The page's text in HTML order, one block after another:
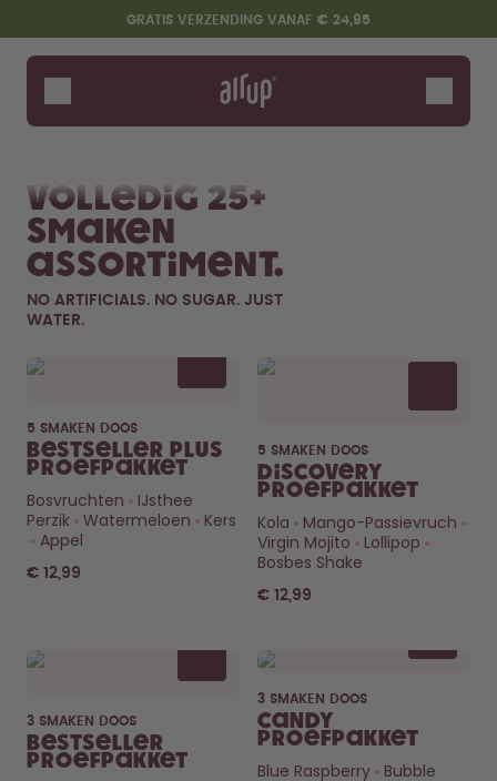
Overslaan en naar de inhoud gaan
ToegankelijkheidsverklaringGRATIS VERZENDING VANAF € 24,95
Flessen
Smaken
Starter Sets
Zeg hallo tegen de "O"
Hoe het werkt
Support & FAQ
Vergelijk de flessen
Volledig 25+
smaken
assortiment.
NO ARTIFICIALS. NO SUGAR. JUST
WATER.
Flavor details
5 SMAKEN DOOS
Bestseller Plus
Proefpakket
Bosvruchten
IJsthee
Perzik Watermeloen
Kers
Appel
€ 12,99
5 SMAKEN DOOS
Discovery
Proefpakket
Kola
Mango-Passievruch
Virgin Mojito
Lollipop
Bosbes Shake
€ 12,99
3 SMAKEN DOOS
Bestseller
Proefpakket
3 SMAKEN DOOS
Candy
Proefpakket
Blue Raspberry
Bubble